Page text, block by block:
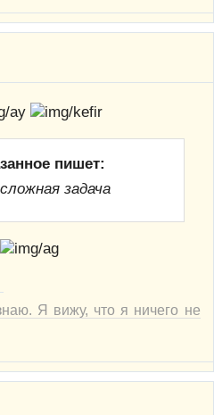
пишет:
задача
Я вижу, что я ничего не